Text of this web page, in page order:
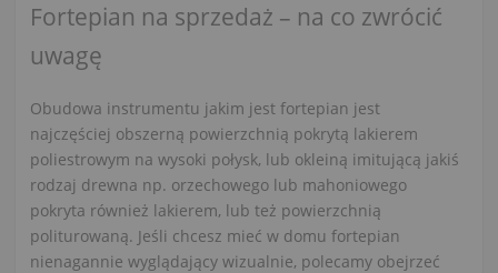
Fortepian na sprzedaż – na co zwrócić
uwagę
Obudowa instrumentu jakim jest fortepian jest
najczęściej obszerną powierzchnią pokrytą lakierem
poliestrowym na wysoki połysk, lub okleiną imitującą jakiś
rodzaj drewna np. orzechowego lub mahoniowego
pokryta również lakierem, lub też powierzchnią
politurowaną. Jeśli chcesz mieć w domu fortepian
nienagannie wyglądający wizualnie, polecamy obejrzeć